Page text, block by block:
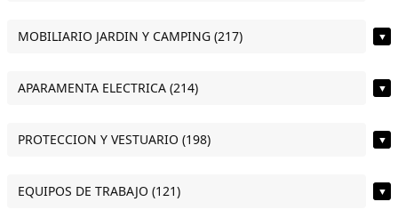
MOBILIARIO JARDIN Y CAMPING (217) ▼
APARAMENTA ELECTRICA (214) ▼
PROTECCION Y VESTUARIO (198) ▼
EQUIPOS DE TRABAJO (121) ▼